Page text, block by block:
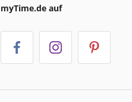
myTime.de auf